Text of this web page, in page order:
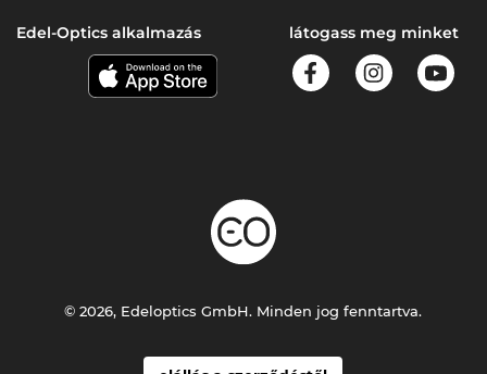
Edel-Optics alkalmazás látogass meg minket
© 2026, Edeloptics GmbH. Minden jog fenntartva.